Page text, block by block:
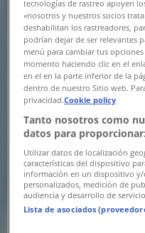
びっくりドンキー
排他的な取引と
ニューヨーカーズカ
ニューヨーカーズ
tecnologías de rastreo apoyen
«nosotros y nuestros socios
deshabilitan los rastreadores,
podrían dejar de ser relevantes
menú para cambiar tus
momento haciendo clic en el
en el en la parte inferior de la
dentro de nuestro Sitio web.
privacidad.Cookie policy
Tanto nosotros como
datos para proporcionar:
Utilizar datos de localización
características del dispositivo
información en un dispositivo
personalizados, medición de
audiencia y desarrollo de
Lista de asociados